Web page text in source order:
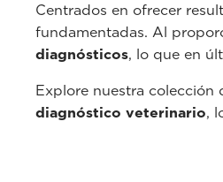
Centrados en ofrecer
fundamentadas. Al
diagnósticos, lo que en
Explore nuestra colección
diagnóstico veterinario,